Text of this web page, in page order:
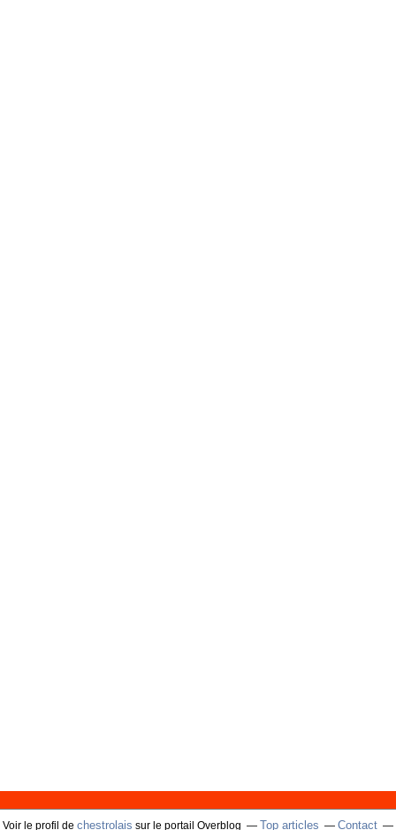
Voir le profil de chestrolais sur le portail Overblog Top articles Contact